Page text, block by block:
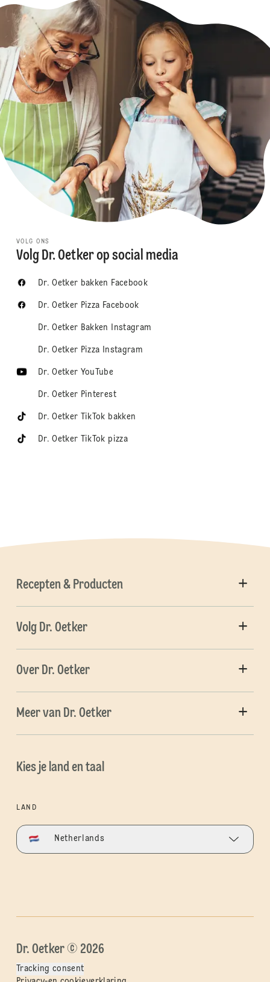
VOLG ONS
Volg Dr. Oetker op social media
Dr. Oetker bakken Facebook
Dr. Oetker Pizza Facebook
Dr. Oetker Bakken Instagram
Dr. Oetker Pizza Instagram
Dr. Oetker YouTube
Dr. Oetker Pinterest
Dr. Oetker TikTok bakken
Dr. Oetker TikTok pizza
Recepten & Producten
Volg Dr. Oetker
Over Dr. Oetker
Meer van Dr. Oetker
Kies je land en taal
LAND
Netherlands
Dr. Oetker © 2026
Tracking consent